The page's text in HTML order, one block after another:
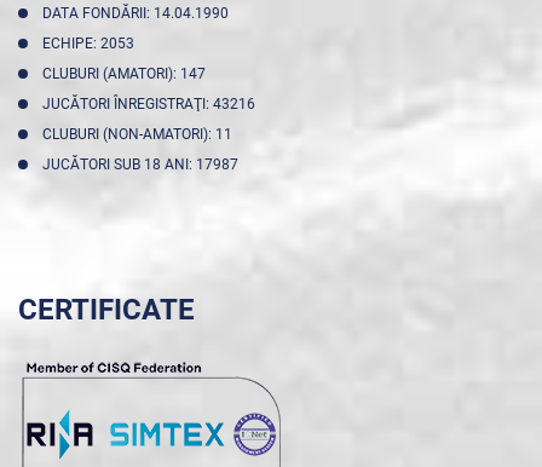
DATA FONDĂRII: 14.04.1990
ECHIPE: 2053
CLUBURI (AMATORI): 147
JUCĂTORI ÎNREGISTRAŢI: 43216
CLUBURI (NON-AMATORI): 11
JUCĂTORI SUB 18 ANI: 17987
CERTIFICATE